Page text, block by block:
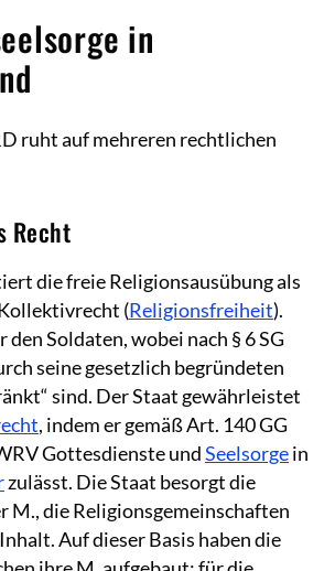
in
ruht auf mehreren rechtlichen
Recht
die freie Religionsausübung als
(Religionsfreiheit).
den Soldaten, wobei nach § 6 SG
seine gesetzlich begründeten
sind. Der Staat gewährleistet
, indem er gemäß Art. 140 GG
Gottesdienste undSeelsorgein
zulässt. Die Staat besorgt die
M., die Religionsgemeinschaften
Auf dieser Basis haben die